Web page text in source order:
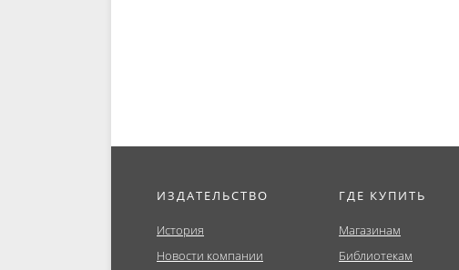
ИЗДАТЕЛЬСТВО
История
Новости компании
ГДЕ КУПИТЬ
Магазинам
Библиотекам